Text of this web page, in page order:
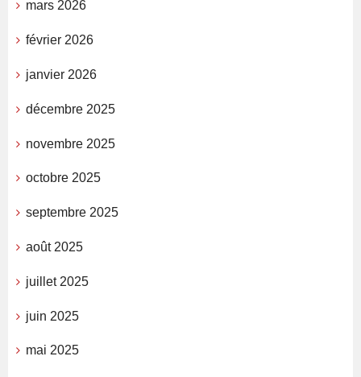
mars 2026
février 2026
janvier 2026
décembre 2025
novembre 2025
octobre 2025
septembre 2025
août 2025
juillet 2025
juin 2025
mai 2025